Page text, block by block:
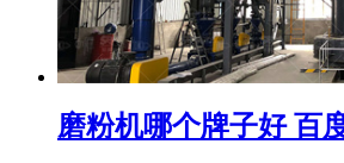
磨粉机哪个牌子好 百